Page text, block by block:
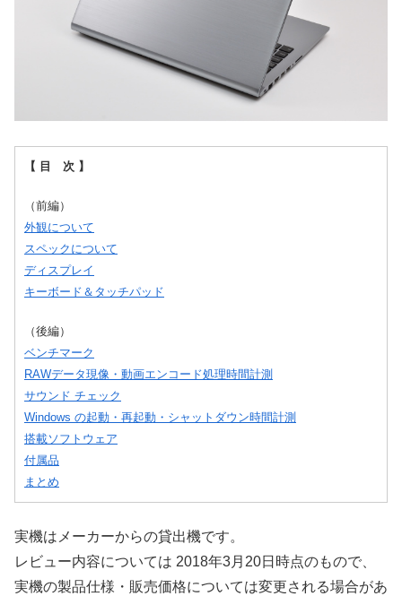
【 目 次 】
（前編）
外観について
スペックについて
ディスプレイ
キーボード＆タッチパッド
（後編）
ベンチマーク
RAWデータ現像・動画エンコード処理時間計測
サウンド チェック
Windows の起動・再起動・シャットダウン時間計測
搭載ソフトウェア
付属品
まとめ
実機はメーカーからの貸出機です。
レビュー内容については 2018年3月20日時点のもので、
実機の製品仕様・販売価格については変更される場合があ